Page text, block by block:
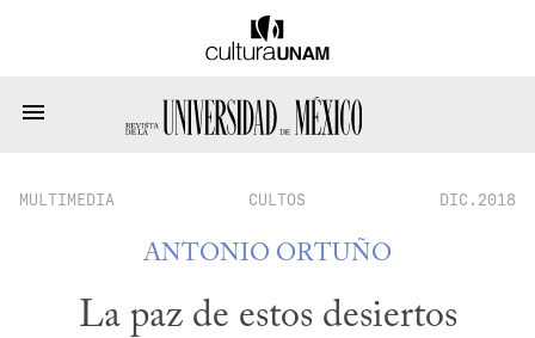
MULTIMEDIA CULTOS DIC.2018
ANTONIO ORTUÑO
La paz de estos desiertos